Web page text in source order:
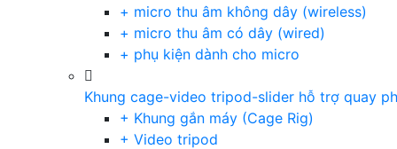
+ micro thu âm không dây (wireless)
+ micro thu âm có dây (wired)
+ phụ kiện dành cho micro
Khung cage-video tripod-slider hỗ trợ quay
+ Khung gắn máy (Cage Rig)
+ Video tripod